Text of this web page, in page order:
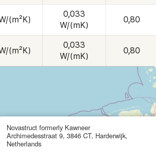
(m²K)
0,033
W/(mK)
0,80
(m²K)
0,033
W/(mK)
0,80
Novastruct formerly Kawneer
Archimedesstraat 9, 3846 CT, Harderwijk,
Netherlands